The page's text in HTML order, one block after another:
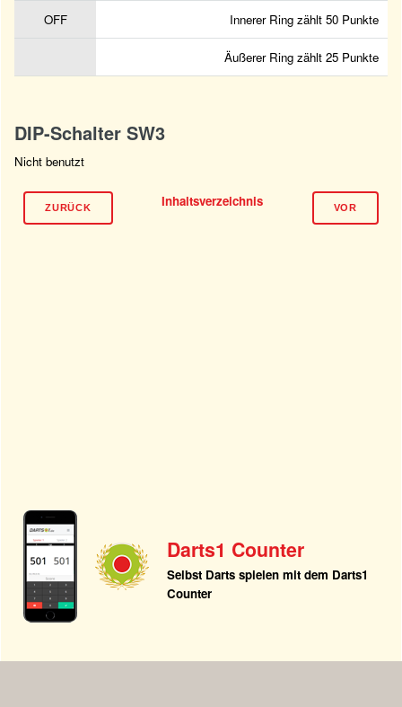
OFF Innerer Ring zählt 50 Punkte
Äußerer Ring zählt 25 Punkte
DIP-Schalter SW3
Nicht benutzt
ZURÜCK Inhaltsverzeichnis VOR
Darts1 Counter
Selbst Darts spielen mit dem Darts1
Counter